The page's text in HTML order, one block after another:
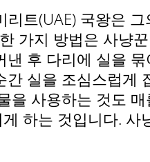
트(UAE) 국왕은
가지 방법은 사냥
후 다리에 실을
실을 조심스럽게
사용하는 것도
하는 것입니다.